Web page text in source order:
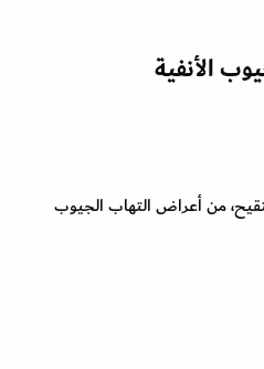
الأنفية
من أعراض التهاب الجيوب